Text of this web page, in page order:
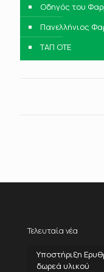
Οδηγός του
Πανελλήνιος
ΤΑΠ ΟΤΕ
Τελευταία νέα
Υποστήριξη
δωρεά υλικού